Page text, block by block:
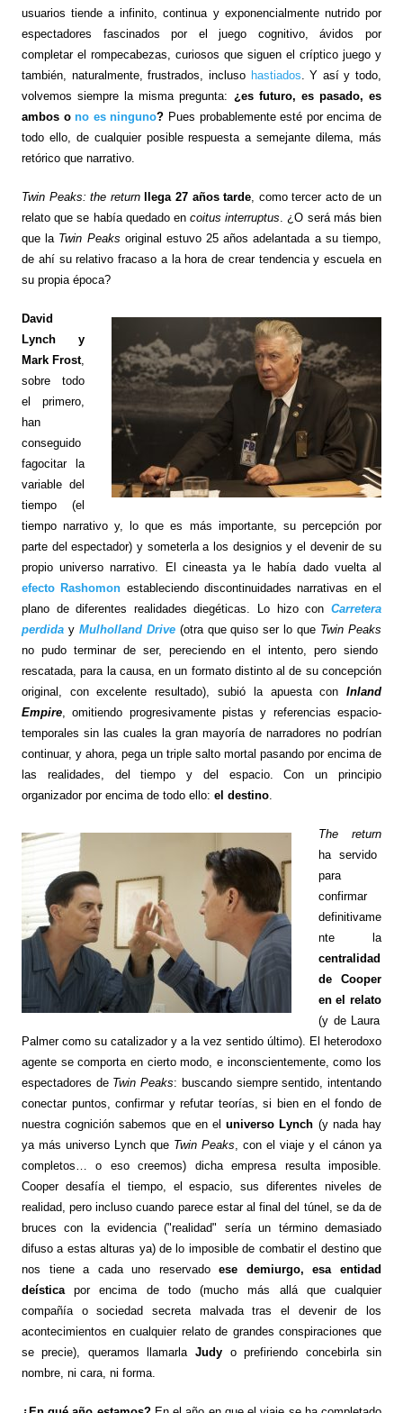
usuarios tiende a infinito, continua y exponencialmente nutrido por
espectadores fascinados por el juego cognitivo, ávidos por
completar el rompecabezas, curiosos que siguen el críptico juego y
también, naturalmente, frustrados, incluso hastiados . Y así y todo,
volvemos siempre la misma pregunta: ¿es futuro, es pasado, es
ambos ono es ninguno? Pues probablemente esté por encima de
todo ello, de cualquier posible respuesta a semejante dilema, más
retórico que narrativo.
Twin Peaks: the return llega 27 años tarde , como tercer acto de un
relato que se había quedado encoitus interruptus . ¿O será más bien
que la Twin Peaks original estuvo 25 años adelantada a su tiempo,
de ahí su relativo fracaso a la hora de crear tendencia y escuela en
su propia época?
David
Lynch y
Mark Frost,
sobre todo
el primero,
han
conseguido
fagocitar la
variable del
tiempo (el
tiempo narrativo y, lo que es más importante, su percepción por
parte del espectador) y someterla a los designios y el devenir de su
propio universo narrativo. El cineasta ya le había dado vuelta al
efecto Rashomon estableciendo discontinuidades narrativas en el
plano de diferentes realidades diegéticas. Lo hizo conCarretera
perdiday Mulholland Drive(otra que quiso ser lo que Twin Peaks
no pudo terminar de ser, pereciendo en el intento, pero siendo
rescatada, para la causa, en un formato distinto al de su concepción
original, con excelente resultado), subió la apuesta conInland
Empire, omitiendo progresivamente pistas y referencias espacio-
temporales sin las cuales la gran mayoría de narradores no podrían
continuar, y ahora, pega un triple salto mortal pasando por encima de
las realidades, del tiempo y del espacio. Con un principio
organizador por encima de todo ello: el destino.
The return
ha servido
para
confirmar
definitivame
nte la
centralidad
de Cooper
en el relato
(y de Laura
Palmer como su catalizador y a la vez sentido último). El heterodoxo
agente se comporta en cierto modo, e inconscientemente, como los
espectadores de Twin Peaks: buscando siempre sentido, intentando
conectar puntos, confirmar y refutar teorías, si bien en el fondo de
nuestra cognición sabemos que en eluniverso Lynch (y nada hay
ya más universo Lynch que Twin Peaks , con el viaje y el cánon ya
completos… o eso creemos) dicha empresa resulta imposible.
Cooper desafía el tiempo, el espacio, sus diferentes niveles de
realidad, pero incluso cuando parece estar al final del túnel, se da de
bruces con la evidencia ("realidad" sería un término demasiado
difuso a estas alturas ya) de lo imposible de combatir el destino que
nos tiene a cada uno reservadoese demiurgo, esa entidad
deísticapor encima de todo (mucho más allá que cualquier
compañía o sociedad secreta malvada tras el devenir de los
acontecimientos en cualquier relato de grandes conspiraciones que
se precie), queramos llamarla Judy o prefiriendo concebirla sin
nombre, ni cara, ni forma.